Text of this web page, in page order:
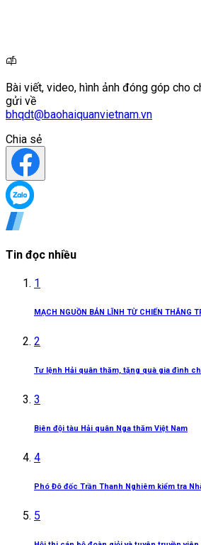
Bài viết, video, hình ảnh đóng góp cho
gửi về
bhqdt@baohaiquanvietnam.vn
Chia sẻ
Tin đọc nhiều
1
MẠCH NGUỒN BẢN LĨNH TỪ CHIẾN THẮNG
2
Tư lệnh Hải quân thăm, tặng quà gia đình
3
Biên đội tàu Hải quân Nga thăm Việt Nam
4
Phó Đô đốc Trần Thanh Nghiêm kiểm tra
5